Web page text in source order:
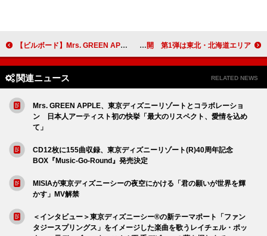
【ビルボード】Mrs. GREEN APPLE「lulu.」が“JAPAN Hot Animation”初登場1位を獲得 話題アニメ楽曲がトップ3に並ぶ ピコ太郎、“都道府県ソング”シリーズを展開 第1弾は東北・北海道エリア
関連ニュース RELATED NEWS
Mrs. GREEN APPLE、東京ディズニーリゾートとコラボレーショ
ン 日本人アーティスト初の快挙「最大のリスペクト、愛情を込め
て」
CD12枚に155曲収録、東京ディズニーリゾート(R)40周年記念
BOX『Music-Go-Round』発売決定
MISIAが東京ディズニーシーの夜空にかける「君の願いが世界を輝
かす」MV解禁
＜インタビュー＞東京ディズニーシー®の新テーマポート「ファン
タジースプリングス」をイメージした楽曲を歌うレイチェル・ポッ